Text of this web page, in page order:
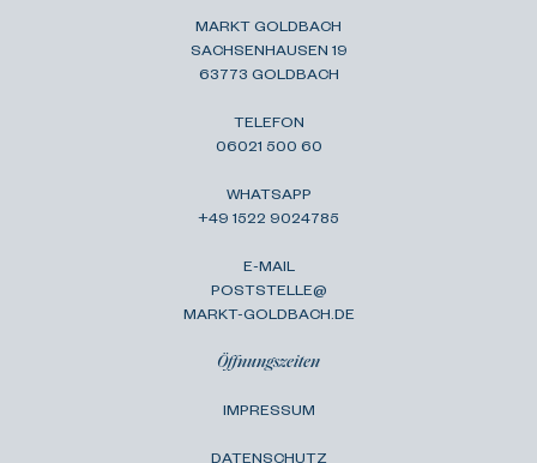
MARKT GOLDBACH
SACHSENHAUSEN 19
63773 GOLDBACH
TELEFON
06021 500 60
WHATSAPP
+49 1522 9024785
E-MAIL
POSTSTELLE@
MARKT-GOLDBACH.DE
Öffnungszeiten
IMPRESSUM
DATENSCHUTZ